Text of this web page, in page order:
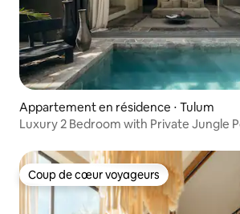
Appartement en résidence ⋅ Tulum
Luxury 2 Bedroom with Private Jungle
Coup de cœur voyageurs
Coup de cœur voyageurs